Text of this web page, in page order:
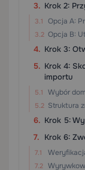
Krok 2:
Opcja A:
Opcja B:
Krok 3:
Krok 4:
importu
Wybór
Struktura
Krok 5:
Krok 6: